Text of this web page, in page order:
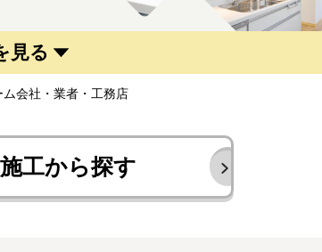
見る
会社・業者・工務店
施工から探す